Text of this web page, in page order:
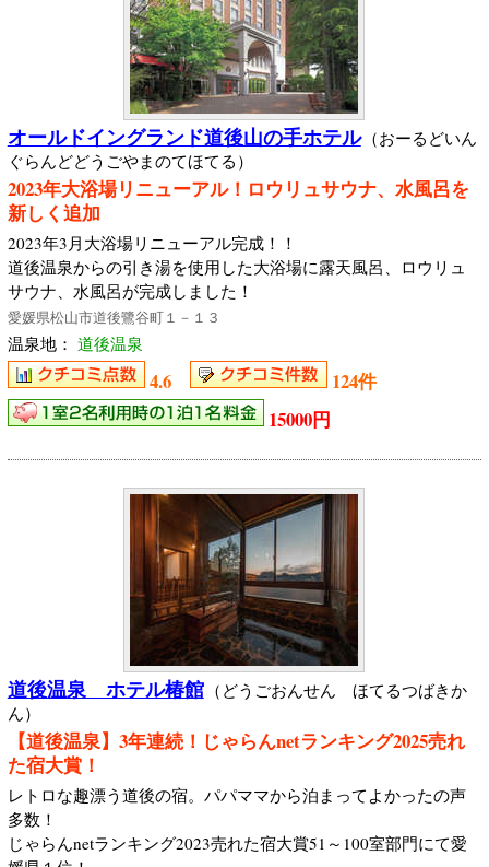
オールドイングランド道後山の手ホテル（おーるどいん
ぐらんどどうごやまのてほてる）
2023年大浴場リニューアル！ロウリュサウナ、水風呂を
新しく追加
2023年3月大浴場リニューアル完成！！
道後温泉からの引き湯を使用した大浴場に露天風呂、ロウリュ
サウナ、水風呂が完成しました！
愛媛県松山市道後鷺谷町１－１３
温泉地： 道後温泉
4.6
124件
15000円
道後温泉 ホテル椿館 （どうごおんせん ほてるつばきか
ん）
【道後温泉】3年連続！じゃらんnetランキング2025売れ
た宿大賞！
レトロな趣漂う道後の宿。パパママから泊まってよかったの声
多数！
じゃらんnetランキング2023売れた宿大賞51～100室部門にて愛